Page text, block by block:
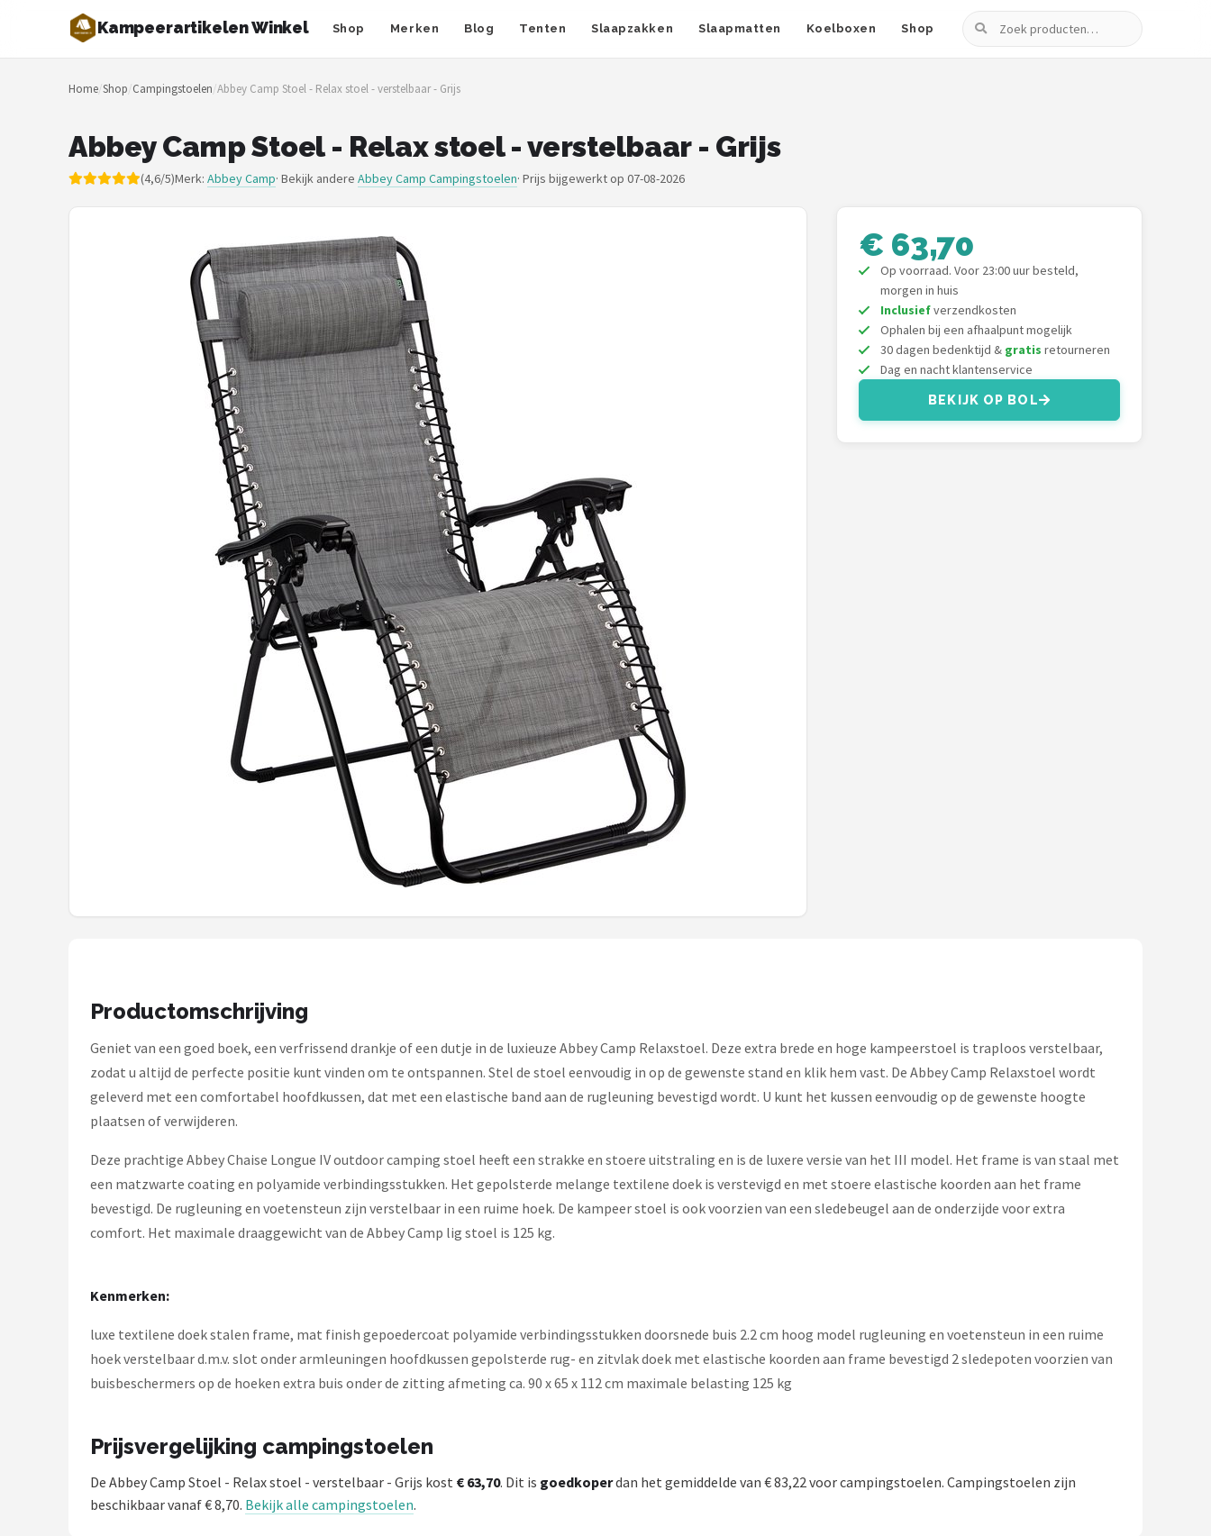
Kampeerartikelen Winkel Shop Merken Blog Tenten Slaapzakken Slaapmatten Koelboxen Shop
Zoeken
Zoeken
NAVIGATIE
Merken
Home/Shop/Campingstoelen/Abbey Camp Stoel - Relax stoel - verstelbaar - Grijs
Abbey Camp Stoel - Relax stoel - verstelbaar - Grijs
(4,6/5)Merk: Abbey Camp· Bekijk andere Abbey Camp Campingstoelen· Prijs bijgewerkt op 07-08-2026
€ 63,70
Op voorraad. Voor 23:00 uur besteld,
morgen in huis
Inclusiefverzendkosten
Ophalen bij een afhaalpunt mogelijk
30 dagen bedenktijd & gratis retourneren
Dag en nacht klantenservice
BEKIJK OP BOL
Productomschrijving
Geniet van een goed boek, een verfrissend drankje of een dutje in de luxieuze Abbey Camp Relaxstoel. Deze extra brede en hoge kampeerstoel is traploos verstelbaar,
zodat u altijd de perfecte positie kunt vinden om te ontspannen. Stel de stoel eenvoudig in op de gewenste stand en klik hem vast. De Abbey Camp Relaxstoel wordt
geleverd met een comfortabel hoofdkussen, dat met een elastische band aan de rugleuning bevestigd wordt. U kunt het kussen eenvoudig op de gewenste hoogte
plaatsen of verwijderen.
Deze prachtige Abbey Chaise Longue IV outdoor camping stoel heeft een strakke en stoere uitstraling en is de luxere versie van het III model. Het frame is van staal met
een matzwarte coating en polyamide verbindingsstukken. Het gepolsterde melange textilene doek is verstevigd en met stoere elastische koorden aan het frame
bevestigd. De rugleuning en voetensteun zijn verstelbaar in een ruime hoek. De kampeer stoel is ook voorzien van een sledebeugel aan de onderzijde voor extra
comfort. Het maximale draaggewicht van de Abbey Camp lig stoel is 125 kg.
Kenmerken:
luxe textilene doek stalen frame, mat finish gepoedercoat polyamide verbindingsstukken doorsnede buis 2.2 cm hoog model rugleuning en voetensteun in een ruime
hoek verstelbaar d.m.v. slot onder armleuningen hoofdkussen gepolsterde rug- en zitvlak doek met elastische koorden aan frame bevestigd 2 sledepoten voorzien van
buisbeschermers op de hoeken extra buis onder de zitting afmeting ca. 90 x 65 x 112 cm maximale belasting 125 kg
Prijsvergelijking campingstoelen
De Abbey Camp Stoel - Relax stoel - verstelbaar - Grijs kost € 63,70. Dit is goedkoperdan het gemiddelde van € 83,22 voor campingstoelen. Campingstoelen zijn
beschikbaar vanaf € 8,70. Bekijk alle campingstoelen.